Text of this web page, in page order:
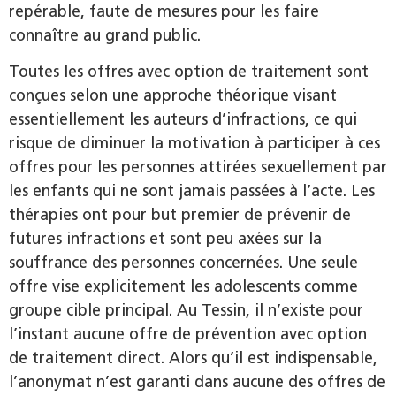
repérable, faute de mesures pour les faire
connaître au grand public.
Toutes les offres avec option de traitement sont
conçues selon une approche théorique visant
essentiellement les auteurs d’infractions, ce qui
risque de diminuer la motivation à participer à ces
offres pour les personnes attirées sexuellement par
les enfants qui ne sont jamais passées à l’acte. Les
thérapies ont pour but premier de prévenir de
futures infractions et sont peu axées sur la
souffrance des personnes concernées. Une seule
offre vise explicitement les adolescents comme
groupe cible principal. Au Tessin, il n’existe pour
l’instant aucune offre de prévention avec option
de traitement direct. Alors qu’il est indispensable,
l’anonymat n’est garanti dans aucune des offres de